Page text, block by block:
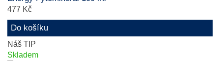
477 Kč
Do košíku
Náš TIP
Skladem